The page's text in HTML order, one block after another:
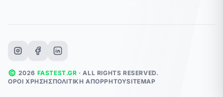
© 2026 FASTEST.GR · ALL RIGHTS RESERVED.
ΌΡΟΙ ΧΡΉΣΗΣΠΟΛΙΤΙΚΉ ΑΠΟΡΡΉΤΟΥSITEMAP